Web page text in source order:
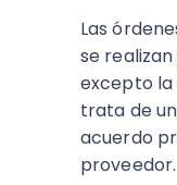
Las
se
excepto la
trata de
acuerdo
proveedor.